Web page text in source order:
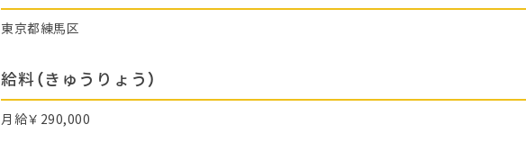
東京都練馬区
給料（きゅうりょう）
月給￥290,000